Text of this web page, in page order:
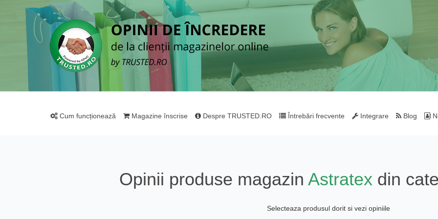
Cum funcționează Magazine înscrise Despre TRUSTED.RO Întrebări frecvente Integrare Blog
Opinii produse magazin Astratex din
Selecteaza produsul dorit si vezi opiniile